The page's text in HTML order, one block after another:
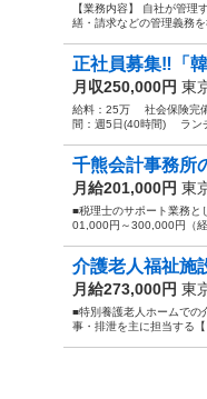
【業務内容】 自社が管
繕・請求などの管理義務
正社員募集‼「
月収250,000円 東
給料：25万 社会保険完備
間：週5日(40時間) ラ
千熊会計事務所
月給201,000円 東
■税理士のサポート業務と
01,000円～300,000円（
介護老人福祉施
月給273,000円 東
■特別養護老人ホームで
事・排泄を主に担当する